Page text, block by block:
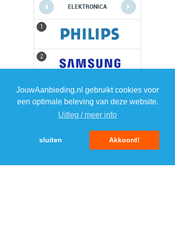
JouwAanbieding.nl gebruikt cookies voor
een optimale beleving van deze website.
Uitleg / meer info
sluiten Akkoord!
ELEKTRONICA
1
2
5